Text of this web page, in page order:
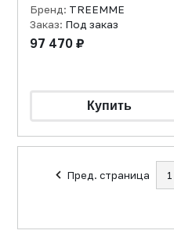
Бренд: TREEMME
Заказ: Под заказ
97 470 ₽
Пред. страница 1